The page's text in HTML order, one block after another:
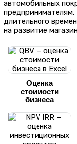
автомобильных
длительного
на развитие
Оценка
стоимости
бизнеса